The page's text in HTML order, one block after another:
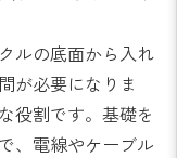
ルの底面から入れ
が必要になりま
役割です。基礎を
、電線やケーブル